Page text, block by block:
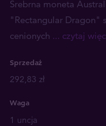
Srebrna moneta
"Rectangular Dragon"
cenionych ... czytaj
Sprzedaż
292,83 zł
Waga
1 uncja